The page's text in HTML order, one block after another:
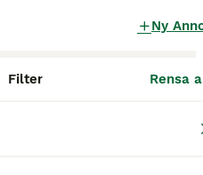
Ny
Filter Rensa